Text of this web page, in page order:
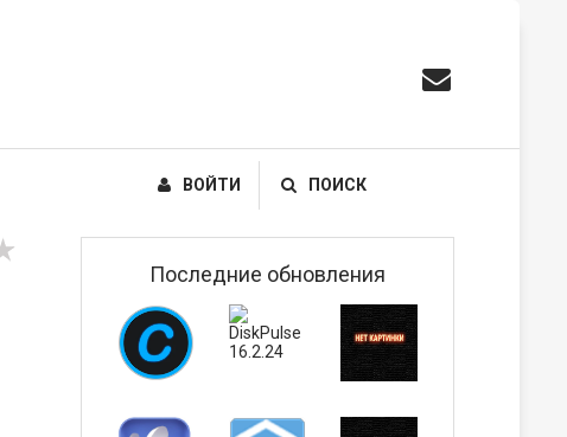
ВОЙТИ ПОИСК
Последние обновления